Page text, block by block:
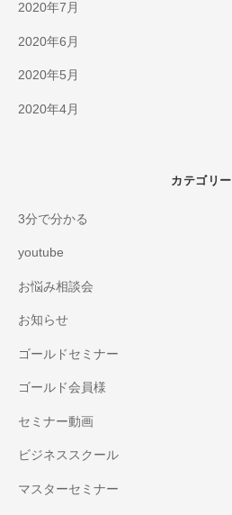
2020年7月
2020年6月
2020年5月
2020年4月
カテゴリー
3分で分かる
youtube
お悩み相談会
お知らせ
ゴールドセミナー
ゴールド会員様
セミナー動画
ビジネススクール
マスターセミナー